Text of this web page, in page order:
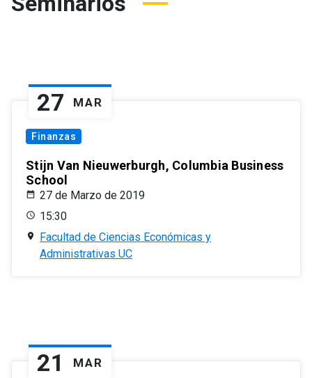
27 MAR
Finanzas
Stijn Van Nieuwerburgh, Columbia Business
School
27 de Marzo de 2019
15:30
Facultad de Ciencias Económicas y
Administrativas UC
21 MAR